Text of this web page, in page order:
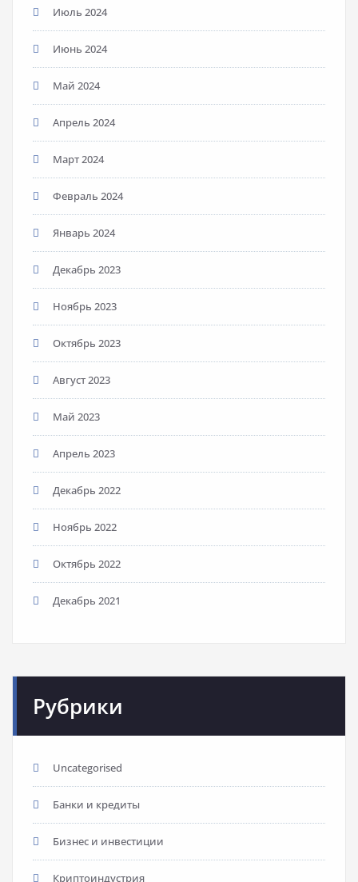
Июль 2024
Июнь 2024
Май 2024
Апрель 2024
Март 2024
Февраль 2024
Январь 2024
Декабрь 2023
Ноябрь 2023
Октябрь 2023
Август 2023
Май 2023
Апрель 2023
Декабрь 2022
Ноябрь 2022
Октябрь 2022
Декабрь 2021
Рубрики
Uncategorised
Банки и кредиты
Бизнес и инвестиции
Криптоиндустрия